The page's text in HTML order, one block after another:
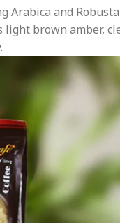
and Robusta
brown amber,